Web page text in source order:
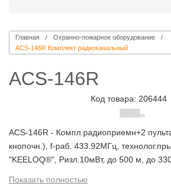
Главная
Охранно-пожарное оборудование
ACS-146R Комплект радиоканальный
ACS-146R
Код товара: 206444
(0)
ACS-146R - Компл.радиоприемн+2
кнопочн.), f-раб. 433.92МГц,
"KEELOQ®", Ризл.10мВт, до 500 м, до
пит.AC/DC24, I-потр.82мА (мах), t-раб.-
Показать полностью